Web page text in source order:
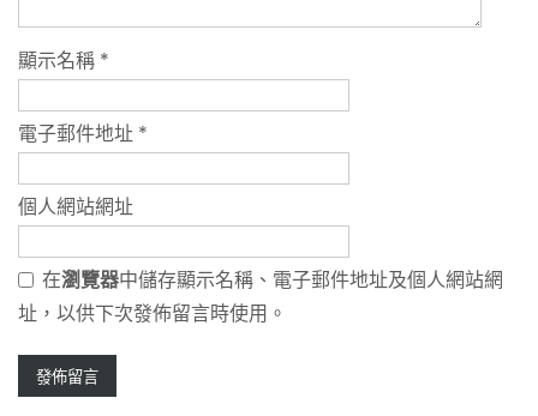
顯示名稱 *
電子郵件地址 *
個人網站網址
在瀏覽器中儲存顯示名稱、電子郵件地址及個人網站網
址，以供下次發佈留言時使用。